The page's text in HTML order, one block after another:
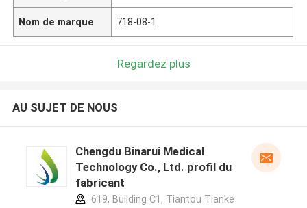
Nom de marque 718-08-1
Regardez plus
AU SUJET DE NOUS
Chengdu Binarui Medical
Technology Co., Ltd. profil du
fabricant
619, Building C1, Tiantou Tianke